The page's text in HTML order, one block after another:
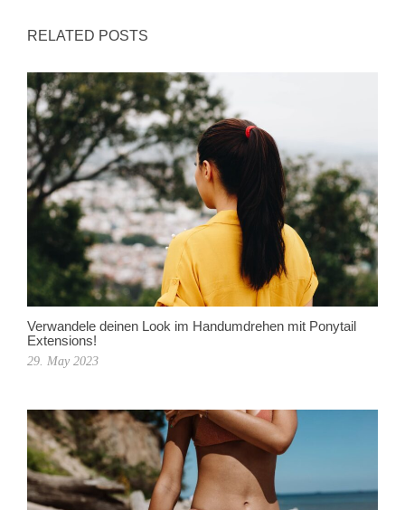
RELATED POSTS
Verwandele deinen Look im Handumdrehen mit Ponytail
Extensions!
29. May 2023